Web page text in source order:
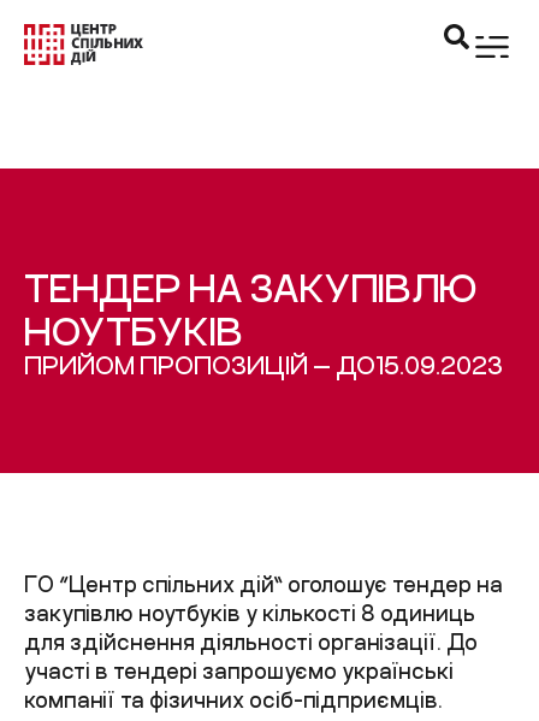
ТЕНДЕР НА ЗАКУПІВЛЮ
НОУТБУКІВ
ПРИЙОМ ПРОПОЗИЦІЙ — ДО15.09.2023
ГО “Центр спільних дій” оголошує тендер на
закупівлю ноутбуків у кількості 8 одиниць
для здійснення діяльності організації. До
участі в тендері запрошуємо українські
компанії та фізичних осіб-підприємців.